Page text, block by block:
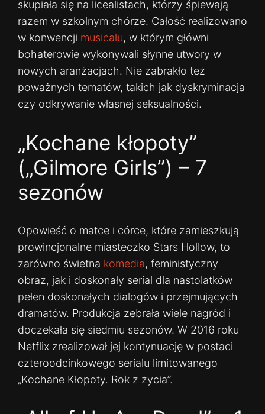
skupiała się na licealistach, którzy śpiewają
razem w szkolnym chórze. Całość realizowano
w konwencji musicalu, w którym główni
bohaterowie wykonywali słynne utwory w
nowych aranżacjach. Nie zabrakło też
poważnych tematów, takich jak dyskryminacja
czy odkrywanie własnej seksualności.
„Kochane kłopoty”
(„Gilmore Girls”) – 7
sezonów
Opowieść o matce i córce, które zamieszkują
prowincjonalne miasteczko Stars Hollow, to
zarówno świetna komedia, feministyczny
obraz, jak i doskonały serial dla nastolatków
pełen doskonałych dialogów i przejmujących
dramatów. Produkcja zebrała wiele nagród i
doczekała się siedmiu sezonów. W 2016 roku
Netflix zrealizował jej kontynuację w postaci
czteroodcinkowego serialu limitowanego
„Kochane Kłopoty. Rok z życia”.